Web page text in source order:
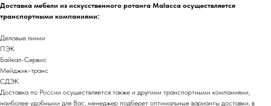
Доставка мебели из искусственного ротанга Malacca осуществляется
транспортными компаниями:
Деловые линии
ПЭК
Байкал-Сервис
Мейджик-транс
СДЭК
Доставка по России осуществляется также и другими транспортными компаниями,
наиболее удобными для Вас, менеджер подберет оптимальные варианты доставки, в
Политика обработки персональных данных
Договор оферты
ИНН 2312318794
Каталог
Портфолио
Блог